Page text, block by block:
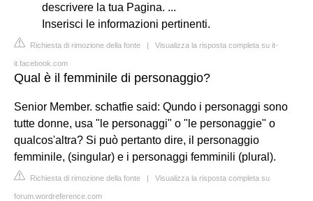
descrivere la tua Pagina. ...
Inserisci le informazioni pertinenti.
Richiesta di rimozione della fonte | Visualizza la risposta completa su it-
it.facebook.com
Qual è il femminile di personaggio?
Senior Member. schatfie said: Qundo i personaggi sono
tutte donne, usa "le personaggi" o "le personaggie" o
qualcos'altra? Si può pertanto dire, il personaggio
femminile, (singular) e i personaggi femminili (plural).
Richiesta di rimozione della fonte | Visualizza la risposta completa su
forum.wordreference.com